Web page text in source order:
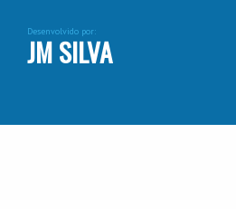
Desenvolvido por:
JM SILVA